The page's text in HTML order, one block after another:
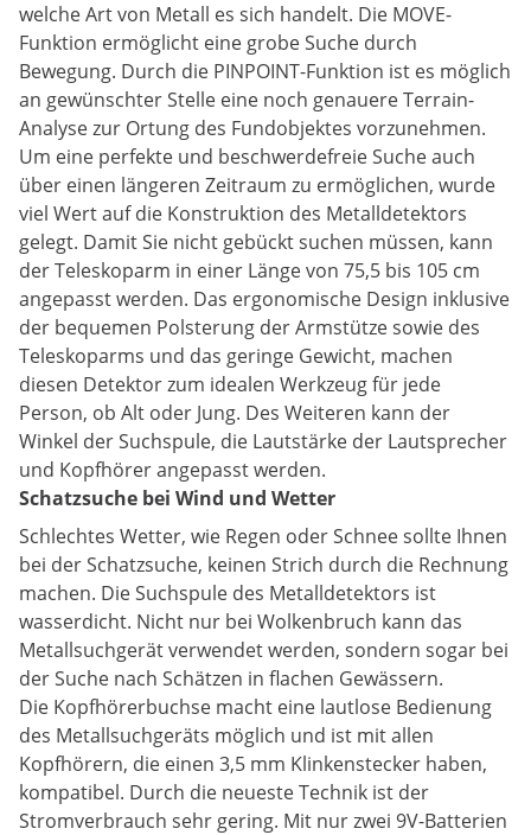
welche Art von Metall es sich handelt. Die MOVE-
Funktion ermöglicht eine grobe Suche durch
Bewegung. Durch die PINPOINT-Funktion ist es möglich
an gewünschter Stelle eine noch genauere Terrain-
Analyse zur Ortung des Fundobjektes vorzunehmen.
Um eine perfekte und beschwerdefreie Suche auch
über einen längeren Zeitraum zu ermöglichen, wurde
viel Wert auf die Konstruktion des Metalldetektors
gelegt. Damit Sie nicht gebückt suchen müssen, kann
der Teleskoparm in einer Länge von 75,5 bis 105 cm
angepasst werden. Das ergonomische Design inklusive
der bequemen Polsterung der Armstütze sowie des
Teleskoparms und das geringe Gewicht, machen
diesen Detektor zum idealen Werkzeug für jede
Person, ob Alt oder Jung. Des Weiteren kann der
Winkel der Suchspule, die Lautstärke der Lautsprecher
und Kopfhörer angepasst werden.
Schatzsuche bei Wind und Wetter
Schlechtes Wetter, wie Regen oder Schnee sollte Ihnen
bei der Schatzsuche, keinen Strich durch die Rechnung
machen. Die Suchspule des Metalldetektors ist
wasserdicht. Nicht nur bei Wolkenbruch kann das
Metallsuchgerät verwendet werden, sondern sogar bei
der Suche nach Schätzen in flachen Gewässern.
Die Kopfhörerbuchse macht eine lautlose Bedienung
des Metallsuchgeräts möglich und ist mit allen
Kopfhörern, die einen 3,5 mm Klinkenstecker haben,
kompatibel. Durch die neueste Technik ist der
Stromverbrauch sehr gering. Mit nur zwei 9V-Batterien